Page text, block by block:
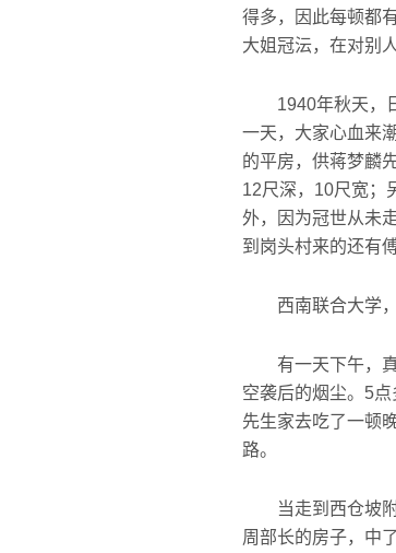
得多，因此每顿都
大姐冠沄，在对别
1940年秋天，日
一天，大家心血来
的平房，供蒋梦麟
12尺深，10尺宽；
外，因为冠世从未
到岗头村来的还有
西南联合大学，
有一天下午，真
空袭后的烟尘。5
先生家去吃了一顿
路。
当走到西仓坡附
周部长的房子，中